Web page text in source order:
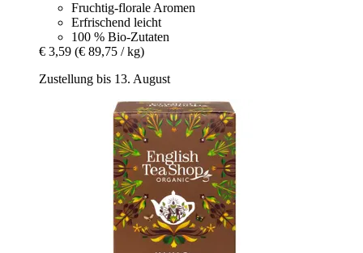
Fruchtig-florale Aromen
Erfrischend leicht
100 % Bio-Zutaten
€ 3,59 (€ 89,75 / kg)
Zustellung bis 13. August